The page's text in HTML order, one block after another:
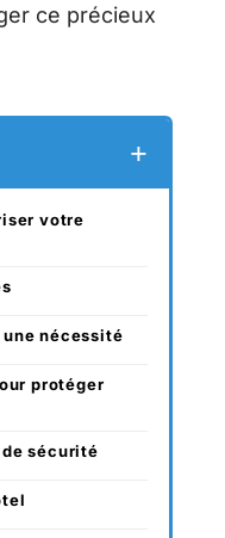
ce précieux
votre
nécessité
protéger
sécurité